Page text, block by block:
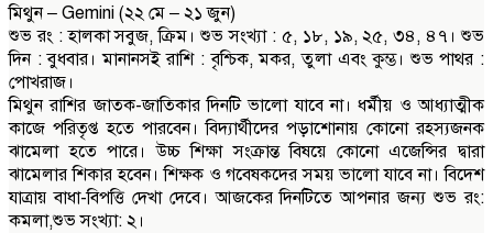
মিথুন – Gemini (২২ মে – ২১ জুন)
শুভ রং : হালকা সবুজ, ক্রিম। শুভ সংখ্যা : ৫, ১৮, ১৯, ২৫, ৩৪, ৪৭। শুভ
দিন : বুধবার। মানানসই রাশি : বৃশ্চিক, মকর, তুলা এবং কুম্ভ। শুভ পাথর :
পোখরাজ।
মিথুন রাশির জাতক-জাতিকার দিনটি ভালো যাবে না। ধর্মীয় ও আধ্যাত্মীক
কাজে পরিতৃপ্ত হতে পারবেন। বিদ্যার্থীদের পড়াশোনায় কোনো রহস্যজনক
ঝামেলা হতে পারে। উচ্চ শিক্ষা সংক্রান্ত বিষয়ে কোনো এজেন্সির দ্বারা
ঝামেলার শিকার হবেন। শিক্ষক ও গবেষকদের সময় ভালো যাবে না। বিদেশ
যাত্রায় বাধা-বিপত্তি দেখা দেবে। আজকের দিনটিতে আপনার জন্য শুভ রং:
কমলা,শুভ সংখ্যা: ২।